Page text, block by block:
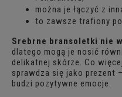
można je łączyć z
to zawsze trafiony
Srebrne bransoletki nie
dlatego mogą je nosić
delikatnej skórze. Co
sprawdza się jako prezent
budzi pozytywne emocje.